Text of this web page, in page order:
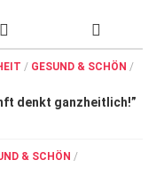
/ GESUND & SCHÖN /
denkt ganzheitlich!”
& SCHÖN /